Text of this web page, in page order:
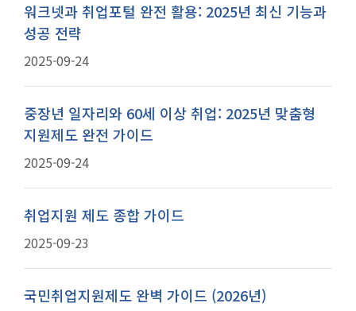
워크넷과 취업포털 완전 활용: 2025년 최신 기능과
성공 전략
2025-09-24
중장년 일자리와 60세 이상 취업: 2025년 맞춤형
지원제도 완전 가이드
2025-09-24
취업지원 제도 종합 가이드
2025-09-23
국민취업지원제도 완벽 가이드 (2026년)